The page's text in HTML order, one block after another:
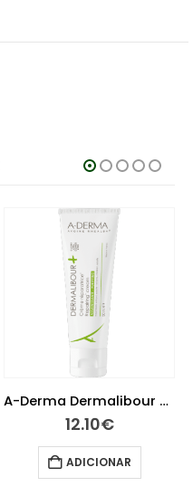
A-Derma Dermalibour Creme Reparador 50 ml
12.10€
ADICIONAR